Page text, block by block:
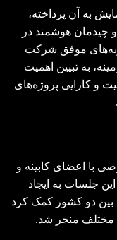
به آن پرداخته،
چیدمان هوشمند در
موفق شرکت
به تبیین اهمیت
و کارایی پروژه‌های
با اعضای کابینه و
جلسات به ایجاد
بین دو کشور کمک کرد
مختلف منجر شد.